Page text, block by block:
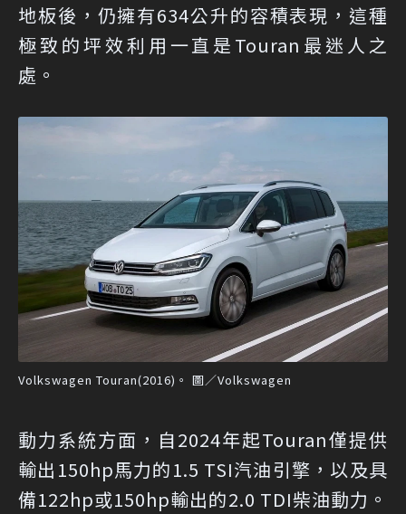
地板後，仍擁有634公升的容積表現，這種
極致的坪效利用一直是Touran最迷人之
處。
Volkswagen Touran(2016)。 圖／Volkswagen
動力系統方面，自2024年起Touran僅提供
輸出150hp馬力的1.5 TSI汽油引擎，以及具
備122hp或150hp輸出的2.0 TDI柴油動力。